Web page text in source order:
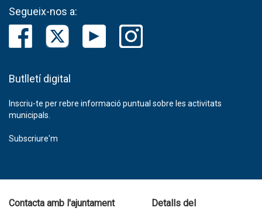
Segueix-nos a:
Butlletí digital
Inscriu-te per rebre informació puntual sobre les activitats
municipals.
Subscriure'm
Contacta amb l'ajuntament
Detalls del